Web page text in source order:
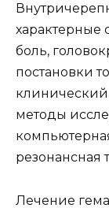
характерные
боль,
постановки
методы
резонансная
Лечение